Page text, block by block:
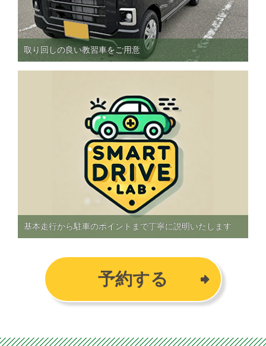
取り回しの良い教習車をご用意
基本走行から駐車のポイントまで丁寧に説明いたします
予約する